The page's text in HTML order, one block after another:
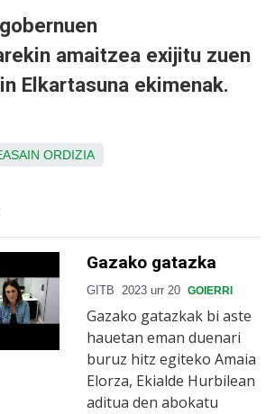
amaitzea exijitu zuen
Elkartasuna ekimenak.
ORDIZIA
Gazako gatazka
GITB 2023 urr 20 GOIERRI
Gazako gatazkak bi aste
hauetan eman duenari
buruz hitz egiteko Amaia
Elorza, Ekialde Hurbilean
aditua den abokatu